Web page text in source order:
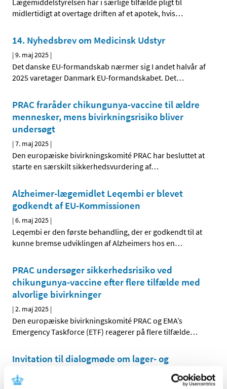
Lægemiddelstyrelsen har i særlige tilfælde pligt til
midlertidigt at overtage driften af et apotek, hvis…
14. Nyhedsbrev om Medicinsk Udstyr
|9. maj 2025 |
Det danske EU-formandskab nærmer sig I andet halvår af
2025 varetager Danmark EU-formandskabet. Det…
PRAC fraråder chikungunya-vaccine til ældre
mennesker, mens bivirkningsrisiko bliver
undersøgt
|7. maj 2025 |
Den europæiske bivirkningskomité PRAC har besluttet at
starte en særskilt sikkerhedsvurdering af…
Alzheimer-lægemidlet Leqembi er blevet
godkendt af EU-Kommissionen
|6. maj 2025 |
Leqembi er den første behandling, der er godkendt til at
kunne bremse udviklingen af Alzheimers hos en…
PRAC undersøger sikkerhedsrisiko ved
chikungunya-vaccine efter flere tilfælde med
alvorlige bivirkninger
|2. maj 2025 |
Den europæiske bivirkningskomité PRAC og EMA’s
Emergency Taskforce (ETF) reagerer på flere tilfælde…
Invitation til dialogmøde om lager- og
|25. april 2025